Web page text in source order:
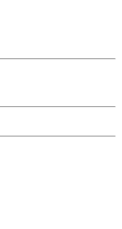
غذا ندارند به کمک